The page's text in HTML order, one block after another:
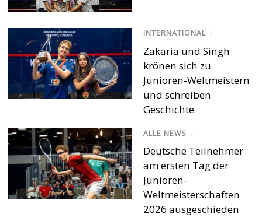
INTERNATIONAL /
Zakaria und Singh
krönen sich zu
Junioren-Weltmeistern
und schreiben
Geschichte
ALLE NEWS /
Deutsche Teilnehmer
am ersten Tag der
Junioren-
Weltmeisterschaften
2026 ausgeschieden